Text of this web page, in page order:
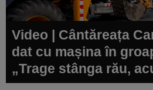
Video | Cântăreața
dat cu mașina în
„Trage stânga rău,